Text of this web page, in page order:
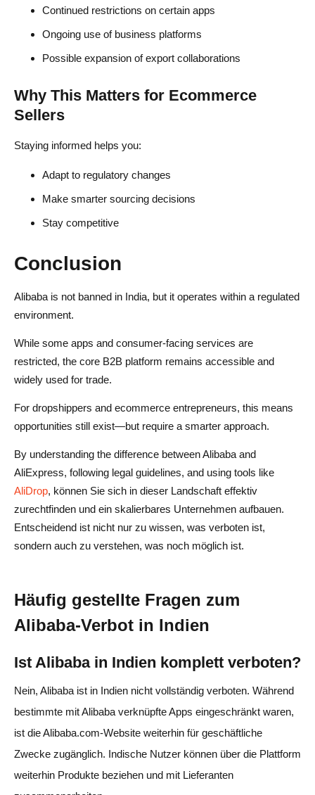
Continued restrictions on certain apps
Ongoing use of business platforms
Possible expansion of export collaborations
Why This Matters for Ecommerce
Sellers
Staying informed helps you:
Adapt to regulatory changes
Make smarter sourcing decisions
Stay competitive
Conclusion
Alibaba is not banned in India, but it operates within a regulated
environment.
While some apps and consumer-facing services are
restricted, the core B2B platform remains accessible and
widely used for trade.
For dropshippers and ecommerce entrepreneurs, this means
opportunities still exist—but require a smarter approach.
By understanding the difference between Alibaba and
AliExpress, following legal guidelines, and using tools like
AliDrop, können Sie sich in dieser Landschaft effektiv
zurechtfinden und ein skalierbares Unternehmen aufbauen.
Entscheidend ist nicht nur zu wissen, was verboten ist,
sondern auch zu verstehen, was noch möglich ist.
Häufig gestellte Fragen zum
Alibaba-Verbot in Indien
Ist Alibaba in Indien komplett verboten?
Nein, Alibaba ist in Indien nicht vollständig verboten. Während
bestimmte mit Alibaba verknüpfte Apps eingeschränkt waren,
ist die Alibaba.com-Website weiterhin für geschäftliche
Zwecke zugänglich. Indische Nutzer können über die Plattform
weiterhin Produkte beziehen und mit Lieferanten